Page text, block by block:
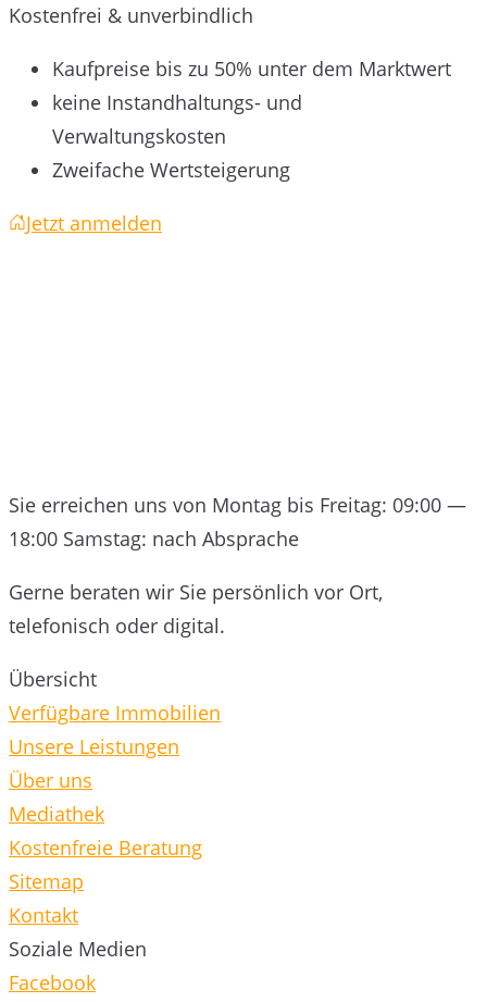
Kostenfrei & unverbindlich
Kaufpreise bis zu 50% unter dem Marktwert
keine Instandhaltungs- und
Verwaltungskosten
Zweifache Wertsteigerung
Jetzt anmelden
Sie erreichen uns von Montag bis Freitag: 09:00 —
18:00 Samstag: nach Absprache
Gerne beraten wir Sie persönlich vor Ort,
telefonisch oder digital.
Übersicht
Verfügbare Immobilien
Unsere Leistungen
Über uns
Mediathek
Kostenfreie Beratung
Sitemap
Kontakt
Soziale Medien
Facebook